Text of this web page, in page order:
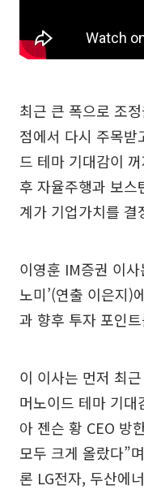
최근 큰 폭으로 조
점에서 다시 주목받
드 테마 기대감이
후 자율주행과 보스
계가 기업가치를
이영훈 IM증권 이
노미’(연출 이은지)
과 향후 투자 포인
이 이사는 먼저 최
머노이드 테마 기대
아 젠슨 황 CEO 방
모두 크게 올랐다”
론 LG전자, 두산에